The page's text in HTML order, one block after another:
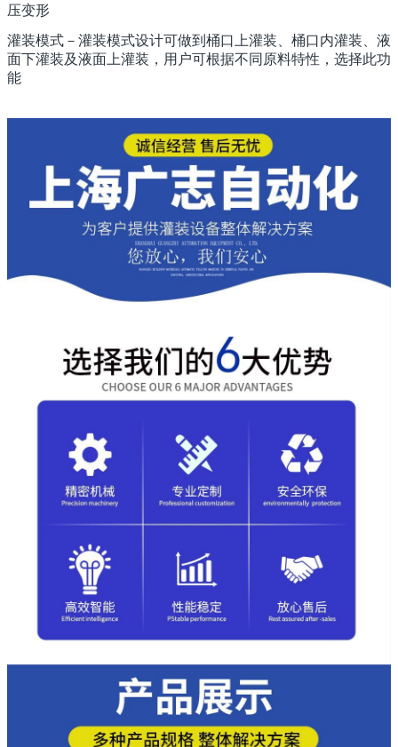
压变形
灌装模式－灌装模式设计可做到桶口上灌装、桶口内灌装、液
面下灌装及液面上灌装，用户可根据不同原料特性，选择此功
能